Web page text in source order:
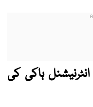
سال بعد انٹرنیشنل ہاکی کی